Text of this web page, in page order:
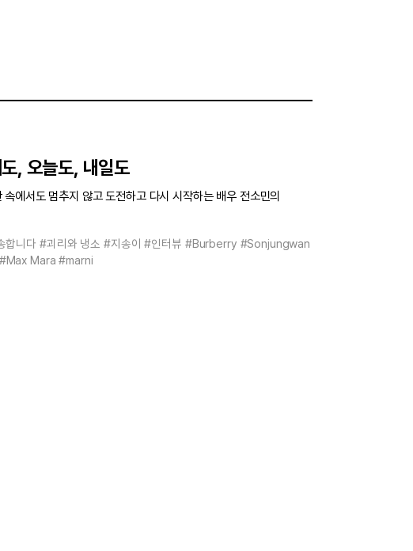
, 오늘도, 내일도
에서도 멈추지 않고 도전하고 다시 시작하는 배우 전소민의
합니다 #괴리와 냉소 #지송이 #인터뷰 #Burberry #Sonjungwan
#Max Mara #marni